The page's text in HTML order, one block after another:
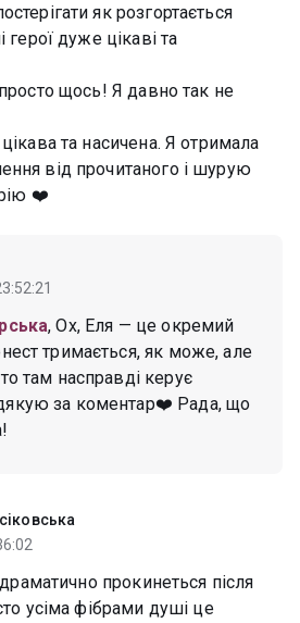
як розгортається
герої дуже цікаві та
щось! Я давно так не
та насичена. Я отримала
від прочитаного і шурую
❤️
, Ох, Еля — це окремий
тримається, як може, але
там насправді керує
за коментар❤️ Рада, що
прокинеться після
усіма фібрами душі це